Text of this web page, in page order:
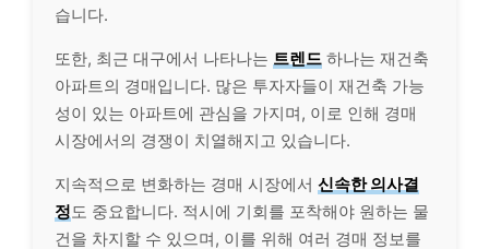
습니다.
또한, 최근 대구에서 나타나는 트렌드 하나는 재건축
아파트의 경매입니다. 많은 투자자들이 재건축 가능
성이 있는 아파트에 관심을 가지며, 이로 인해 경매
시장에서의 경쟁이 치열해지고 있습니다.
지속적으로 변화하는 경매 시장에서 신속한 의사결
정도 중요합니다. 적시에 기회를 포착해야 원하는 물
건을 차지할 수 있으며, 이를 위해 여러 경매 정보를